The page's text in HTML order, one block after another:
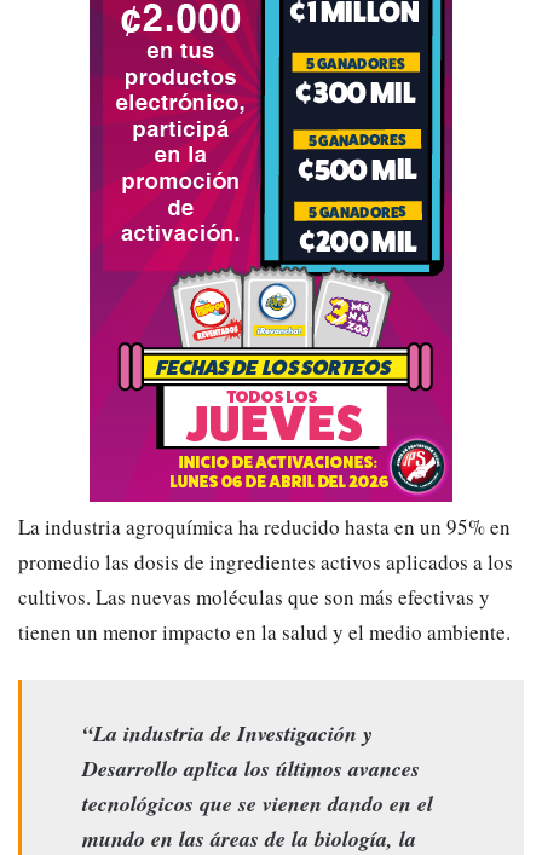
La industria agroquímica ha reducido hasta en un 95% en
promedio las dosis de ingredientes activos aplicados a los
cultivos. Las nuevas moléculas que son más efectivas y
tienen un menor impacto en la salud y el medio ambiente.
“La industria de Investigación y
Desarrollo aplica los últimos avances
tecnológicos que se vienen dando en el
mundo en las áreas de la biología, la